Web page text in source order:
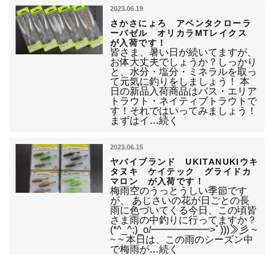
2023.06.19
さかさにょろ アベンタクローラ
ーバゼル オリカラMTレイクス
が入荷です！
皆さま、暑い日が続いてますが、
お体大丈夫でしょうか？しっかり
と、水分・塩分・ミネラルを取っ
て元気に釣りをしましょう！ 本
日の新品入荷商品はバス・エリア
トラウト・ネイティブトラウトで
す！それではいってみましょう！
まずはイ…続く
2023.06.15
ヤバイブランド UKITANUKIウキ
タヌキ ケイテック グライドカ
マロン が入荷です！
梅雨空のうっとうしい季節です
が、 あじさいの花が日ごとの長
雨に色づいてくる今日、この頃皆
さま雨の中釣りに行ってますか？
(*^_^;)_o/━━━━━━>ﾟ)))≫彡 ~
~ ~ 本日は、この雨のシーズン中
で梅雨が…続く